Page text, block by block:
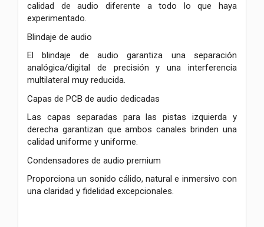
calidad de audio diferente a todo lo que haya
experimentado.
Blindaje de audio
El blindaje de audio garantiza una separación
analógica/digital de precisión y una interferencia
multilateral muy reducida.
Capas de PCB de audio dedicadas
Las capas separadas para las pistas izquierda y
derecha garantizan que ambos canales brinden una
calidad uniforme y uniforme.
Condensadores de audio premium
Proporciona un sonido cálido, natural e inmersivo con
una claridad y fidelidad excepcionales.